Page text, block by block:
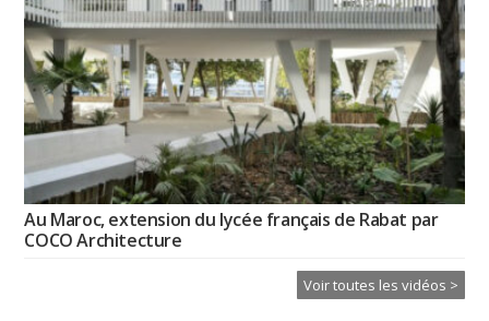
Au Maroc, extension du lycée français de Rabat par
COCO Architecture
Voir toutes les vidéos >